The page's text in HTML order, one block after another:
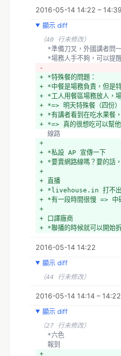
+ *記錄組覺得！xxxx
  會眾
*會眾帶小孩進來，怎麼進
*=> 付費才能領便當、
- *=> 工作人員盡量看
+ *=> 工作人員盡量幫忙
*因為沒有門神，前門沒有
- *=> 場務組組員快開始的
- *=> R1、R2 用紅龍
+ *=> 場務組組員快開始
+ *=> 明天 R1、R2 用紅
*口譯設備有問題，用什
*無線電：LY 但口譯不
  *明天試試看
  議程
+ *議程助理要準備的東西
+ *早上 VIP Room 混亂
+ *還沒領錢的講者
+ *明天要離開的優先處理
+ *master sheet 勾一
+ *p天報講者/主持人到的
+ *1. 領錢
+ *2. 特殊餐在 VIP
+ *3. 有刀叉需求也在
+
+ *4. 發衣服（講者 & 主
+ *ipa 跟 soidid 屆時處
+ *joey 下午突然有急事
+ *抓訪
+ *講者：
+ *由講者自己決定，工作
+ *
2016-05-14 14:22 – 14:39
顯示 diff
（40 行未修改）
*準備刀叉，外國講者問
*場務人手不夠，可以
-
+ *特殊餐的問題：
+ *中餐是場務負責，但是
+ *工人用餐區場務放人，
+ *=> 明天特殊餐（四份
+ *有講者看到在吃水果餐
+ *=> 真的很想吃可以幫
  線路
+
+ *私設 AP 宣傳一下
+ *要賣網路線嗎？要的話
+
+ 直播
+ *livehouse.in 打不出
+ *有一段時間很慢 => 中
+
+ 口譯廠商
+ *聯播的時候就可以開始
+
+ *聽不到
+
+ *會眾帶小孩進來，怎麼進
+ *=> 工作人員盡量看
+ *因為沒有門神，前門沒有
+ *=> 場務組組員快開始
+ *=> R1、R2 用紅龍
+ *口譯設備有問題，用什麼
2016-05-14 14:22
顯示 diff
（44 行未修改）
2016-05-14 14:14 – 14:22
顯示 diff
（27 行未修改）
  *六色
  報到
+